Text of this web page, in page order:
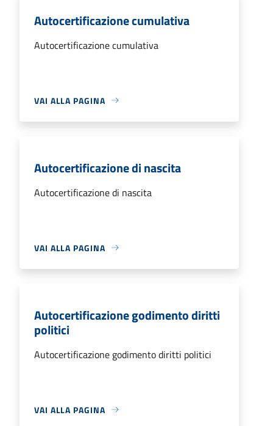
Autocertificazione cumulativa
Autocertificazione cumulativa
VAI ALLA PAGINA
Autocertificazione di nascita
Autocertificazione di nascita
VAI ALLA PAGINA
Autocertificazione godimento diritti
politici
Autocertificazione godimento diritti politici
VAI ALLA PAGINA